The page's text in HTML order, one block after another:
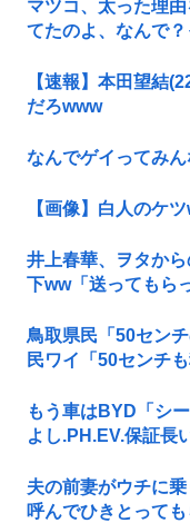
マツコ、太った理
てたのよ、なんで？
【速報】本田望結
だろwww
なんでゲイってみ
【画像】白人のケ
井上春華、ヲタか
下ww「送ってもら
鳥取県民「50セン
民ワイ「50センチ
もう車はBYD「シ
よし.PH.EV.保証長
夫の前妻がウチに
呼んでひきとって